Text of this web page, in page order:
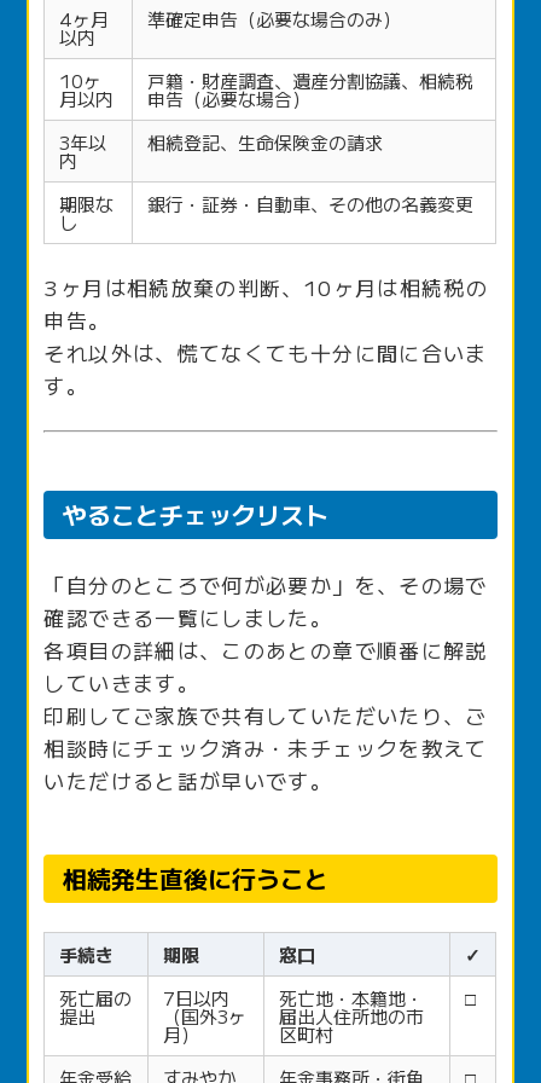
4ヶ月
以内
準確定申告（必要な場合のみ）
10ヶ
月以内
戸籍・財産調査、遺産分割協議、相続税
申告（必要な場合）
3年以
内
相続登記、生命保険金の請求
期限な
し
銀行・証券・自動車、その他の名義変更
3ヶ月は相続放棄の判断、10ヶ月は相続税の
申告。
それ以外は、慌てなくても十分に間に合いま
す。
やることチェックリスト
「自分のところで何が必要か」を、その場で
確認できる一覧にしました。
各項目の詳細は、このあとの章で順番に解説
していきます。
印刷してご家族で共有していただいたり、ご
相談時にチェック済み・未チェックを教えて
いただけると話が早いです。
相続発生直後に行うこと
手続き 期限 窓口
✓
死亡届の
提出
7日以内
（国外3ヶ
月）
死亡地・本籍地・
届出人住所地の市
区町村
□
年金受給 すみやか 年金事務所・街角 □